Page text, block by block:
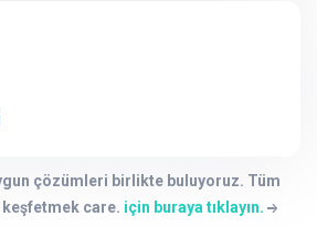
çözümleri birlikte buluyoruz. Tüm
keşfetmek care. için buraya tıklayın.